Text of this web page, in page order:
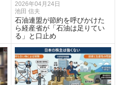
2026年04月24日
池田 信夫
石油連盟が節約を呼びかけた
ら経産省が「石油は足りてい
る」と口止め